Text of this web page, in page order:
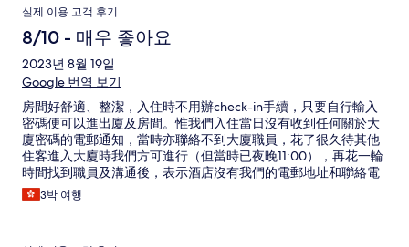
실제 이용 고객 후기
8/10 - 매우 좋아요
2023년 8월 19일
Google 번역 보기
房間好舒適、整潔，入住時不用辦check-in手續，只要自行輸入
密碼便可以進出廈及房間。惟我們入住當日沒有收到任何關於大
廈密碼的電郵通知，當時亦聯絡不到大廈職員，花了很久待其他
住客進入大廈時我們方可進行（但當時已夜晚11:00），再花一輪
時間找到職員及溝通後，表示酒店沒有我們的電郵地址和聯絡電
話，故未能將密碼資料給我們🙈。下次再入住的話要多加留意
3박 여행